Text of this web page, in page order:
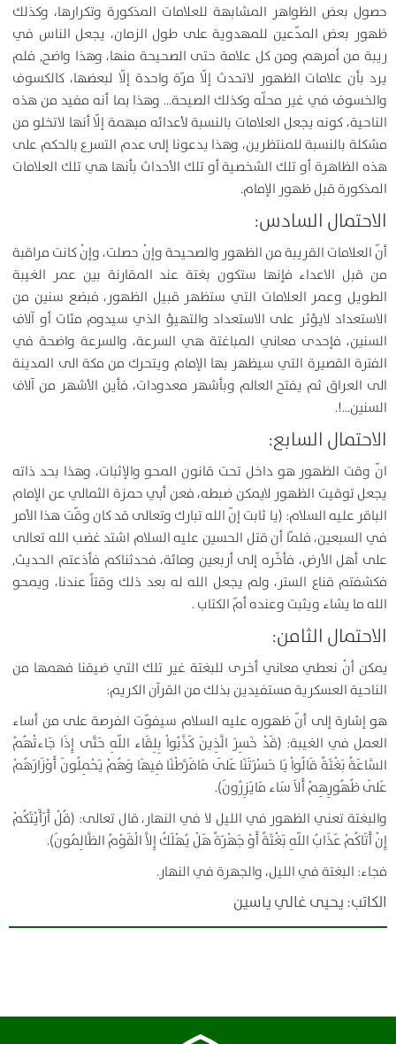
حصول بعض الظواهر المشابهة للعلامات المذكورة وتكرارها، وكذلك
ظهور بعض المدّعين للمهدوية على طول الزمان، يجعل الناس في
ريبة من أمرهم ومن كل علامة حتى الصحيحة منها، وهذا واضح, فلم
يرد بأن علامات الظهور لاتحدث إلّا مرّة واحدة إلّا لبعضها، كالكسوف
والخسوف في غير محلّه وكذلك الصيحة… وهذا بما أنه مفيد من هذه
الناحية، كونه يجعل العلامات بالنسبة لأعدائه مبهمة إلّا أنها لاتخلو من
مشكلة بالنسبة للمنتظرين، وهذا يدعونا إلى عدم التسرع بالحكم على
هذه الظاهرة أو تلك الشخصية أو تلك الأحداث بأنها هي تلك العلامات
المذكورة قبل ظهور الإمام.
الاحتمال السادس:
أنّ العلامات القريبة من الظهور والصحيحة وإنْ حصلت، وإنْ كانت مراقبة
من قبل الاعداء فإنها ستكون بغتة عند المقارنة بين عمر الغيبة
الطويل وعمر العلامات التي ستظهر قبيل الظهور، فبضع سنين من
الاستعداد لايؤثر على الاستعداد والتهيؤ الذي سيدوم مئات أو آلاف
السنين، فإحدى معاني المباغتة هي السرعة، والسرعة واضحة في
الفترة القصيرة التي سيظهر بها الإمام ويتحرك من مكة الى المدينة
الى العراق ثم يفتح العالم وبأشهر معدودات، فأين الأشهر من آلاف
السنين…!.
الاحتمال السابع:
انّ وقت الظهور هو داخل تحت قانون المحو والإثبات، وهذا بحد ذاته
يجعل توقيت الظهور لايمكن ضبطه، فعن أبي حمزة الثمالي عن الإمام
الباقر عليه السلام: (يا ثابت إنّ الله تبارك وتعالى قد كان وقّت هذا الأمر
في السبعين، فلمّا أن قتل الحسين عليه السلام اشتد غضب الله تعالى
على أهل الأرض، فأخّره إلى أربعين ومائة، فحدثناكم فأذعتم الحديث,
فكشفتم قناع الستر، ولم يجعل الله له بعد ذلك وقتاً عندنا، ويمحو
الله ما يشاء ويثبت وعنده أمّ الكتاب .
الاحتمال الثامن:
يمكن أنْ نعطي معاني أخرى للبغتة غير تلك التي ضيقنا فهمها من
الناحية العسكرية مستفيدين بذلك من القرآن الكريم:
هو إشارة إلى أنّ ظهوره عليه السلام سيفوّت الفرصة على من أساء
العمل في الغيبة: (قَدْ خَسِرَ الَّذِينَ كَذَّبُواْ بِلِقَاء اللّهِ حَتَّى إِذَا جَاءتْهُمُ
السَّاعَةُ بَغْتَةً قَالُواْ يَا حَسْرَتَنَا عَلَى مَافَرَّطْنَا فِيهَا وَهُمْ يَحْمِلُونَ أَوْزَارَهُمْ
عَلَى ظُهُورِهِمْ أَلاَ سَاء مَايَزِرُونَ).
والبغتة تعني الظهور في الليل لا في النهار، قال تعالى: (قُلْ أَرَأَيْتَكُمْ
إِنْ أَتَاكُمْ عَذَابُ اللّهِ بَغْتَةً أَوْ جَهْرَةً هَلْ يُهْلَكُ إِلاَّ الْقَوْمُ الظَّالِمُونَ).
فجاء: البغتة في الليل، والجهرة في النهار.
الكاتب: يحيى غالي ياسين